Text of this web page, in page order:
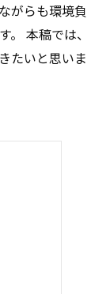
がらも環境負
本稿では、
たいと思いま